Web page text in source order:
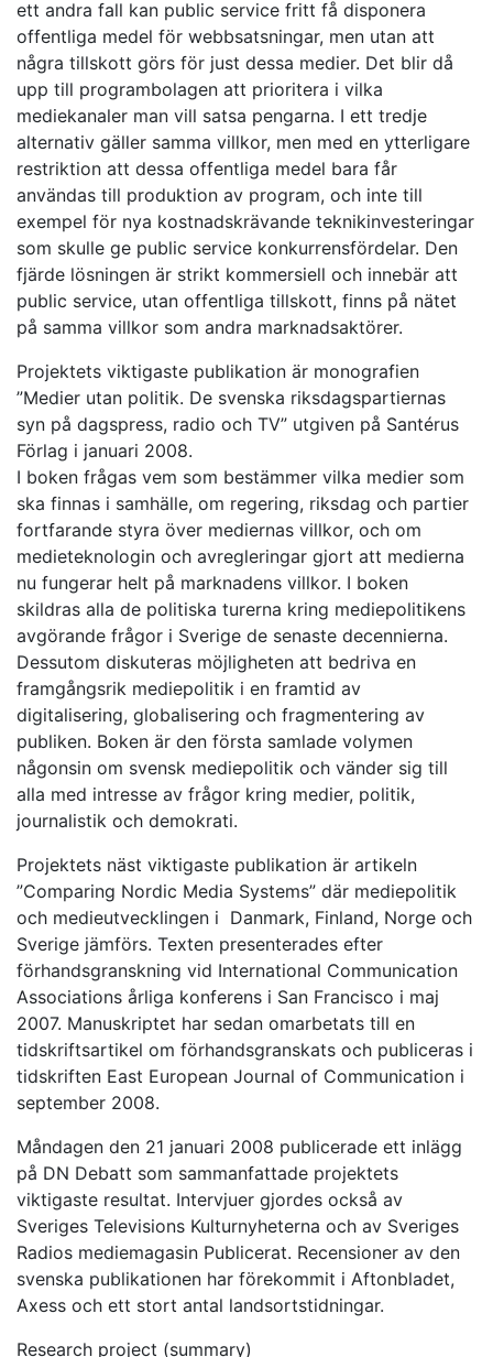
ett andra fall kan public service fritt få disponera
offentliga medel för webbsatsningar, men utan att
några tillskott görs för just dessa medier. Det blir då
upp till programbolagen att prioritera i vilka
mediekanaler man vill satsa pengarna. I ett tredje
alternativ gäller samma villkor, men med en ytterligare
restriktion att dessa offentliga medel bara får
användas till produktion av program, och inte till
exempel för nya kostnadskrävande teknikinvesteringar
som skulle ge public service konkurrensfördelar. Den
fjärde lösningen är strikt kommersiell och innebär att
public service, utan offentliga tillskott, finns på nätet
på samma villkor som andra marknadsaktörer.
Projektets viktigaste publikation är monografien
”Medier utan politik. De svenska riksdagspartiernas
syn på dagspress, radio och TV” utgiven på Santérus
Förlag i januari 2008.
I boken frågas vem som bestämmer vilka medier som
ska finnas i samhälle, om regering, riksdag och partier
fortfarande styra över mediernas villkor, och om
medieteknologin och avregleringar gjort att medierna
nu fungerar helt på marknadens villkor. I boken
skildras alla de politiska turerna kring mediepolitikens
avgörande frågor i Sverige de senaste decennierna.
Dessutom diskuteras möjligheten att bedriva en
framgångsrik mediepolitik i en framtid av
digitalisering, globalisering och fragmentering av
publiken. Boken är den första samlade volymen
någonsin om svensk mediepolitik och vänder sig till
alla med intresse av frågor kring medier, politik,
journalistik och demokrati.
Projektets näst viktigaste publikation är artikeln
”Comparing Nordic Media Systems” där mediepolitik
och medieutvecklingen i Danmark, Finland, Norge och
Sverige jämförs. Texten presenterades efter
förhandsgranskning vid International Communication
Associations årliga konferens i San Francisco i maj
2007. Manuskriptet har sedan omarbetats till en
tidskriftsartikel om förhandsgranskats och publiceras i
tidskriften East European Journal of Communication i
september 2008.
Måndagen den 21 januari 2008 publicerade ett inlägg
på DN Debatt som sammanfattade projektets
viktigaste resultat. Intervjuer gjordes också av
Sveriges Televisions Kulturnyheterna och av Sveriges
Radios mediemagasin Publicerat. Recensioner av den
svenska publikationen har förekommit i Aftonbladet,
Axess och ett stort antal landsortstidningar.
Research project (summary)